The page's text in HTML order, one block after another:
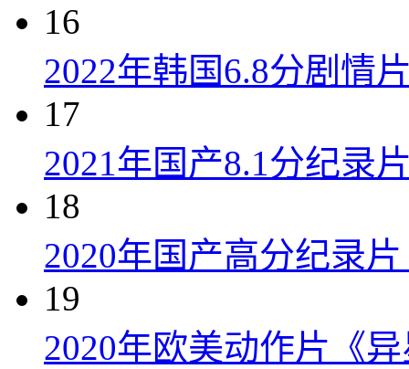
16
2022年韩国6.8分剧情
17
2021年国产8.1分纪录
18
2020年国产高分纪录
19
2020年欧美动作片《